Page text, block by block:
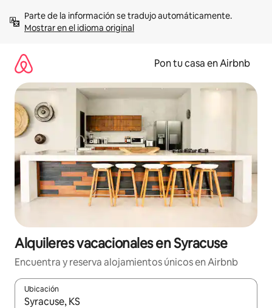
contenidoMostrar en el idioma original
Pon tu casa en Airbnb
Alquileres vacacionales en Syracuse
Encuentra y reserva alojamientos únicos en Airbnb
Ubicación
Cuando los resultados estén disponibles, navega con las